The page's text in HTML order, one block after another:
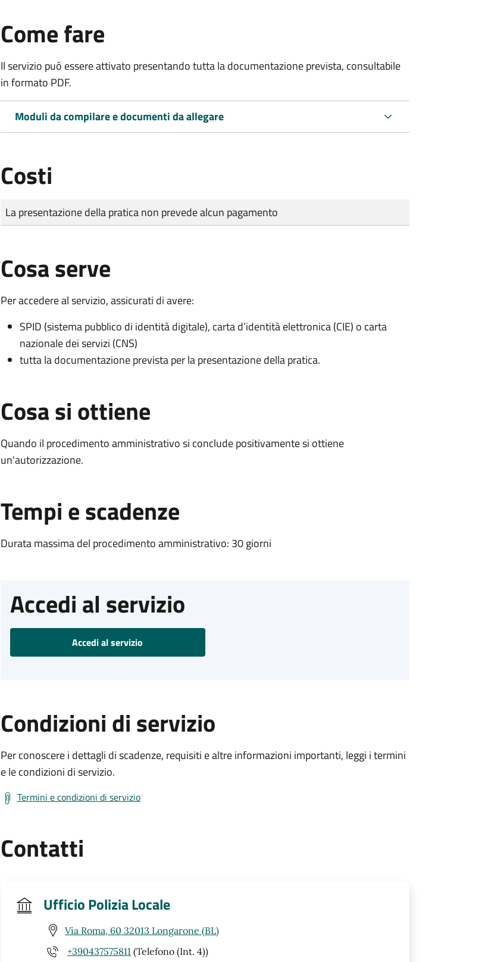
Come fare
Il servizio può essere attivato presentando tutta la documentazione prevista, consultabile
in formato PDF.
Moduli da compilare e documenti da allegare
Costi
Tipo di pagamento
Importo
La presentazione della pratica non prevede alcun pagamento
Cosa serve
Per accedere al servizio, assicurati di avere:
SPID (sistema pubblico di identità digitale), carta d’identità elettronica (CIE) o carta
nazionale dei servizi (CNS)
tutta la documentazione prevista per la presentazione della pratica.
Cosa si ottiene
Quando il procedimento amministrativo si conclude positivamente si ottiene
un'autorizzazione.
Tempi e scadenze
Durata massima del procedimento amministrativo: 30 giorni
Accedi al servizio
Accedi al servizio
Condizioni di servizio
Per conoscere i dettagli di scadenze, requisiti e altre informazioni importanti, leggi i termini
e le condizioni di servizio.
Termini e condizioni di servizio
Contatti
Ufficio Polizia Locale
Via Roma, 60 32013 Longarone (BL)
+390437575811 (Telefono (Int. 4))